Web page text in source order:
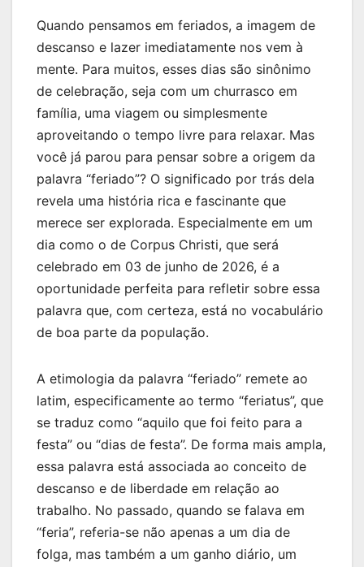
Quando pensamos em feriados, a imagem de
descanso e lazer imediatamente nos vem à
mente. Para muitos, esses dias são sinônimo
de celebração, seja com um churrasco em
família, uma viagem ou simplesmente
aproveitando o tempo livre para relaxar. Mas
você já parou para pensar sobre a origem da
palavra “feriado”? O significado por trás dela
revela uma história rica e fascinante que
merece ser explorada. Especialmente em um
dia como o de Corpus Christi, que será
celebrado em 03 de junho de 2026, é a
oportunidade perfeita para refletir sobre essa
palavra que, com certeza, está no vocabulário
de boa parte da população.
A etimologia da palavra “feriado” remete ao
latim, especificamente ao termo “feriatus”, que
se traduz como “aquilo que foi feito para a
festa” ou “dias de festa”. De forma mais ampla,
essa palavra está associada ao conceito de
descanso e de liberdade em relação ao
trabalho. No passado, quando se falava em
“feria”, referia-se não apenas a um dia de
folga, mas também a um ganho diário, um